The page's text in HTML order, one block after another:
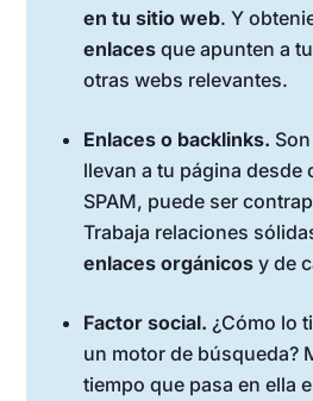
en tu sitio web. Y
enlacesque apunten a
otras webs relevantes.
Enlaces o backlinks.
llevan a tu página desde
SPAM, puede ser
Trabaja relaciones
enlaces orgánicos y de
Factor social. ¿Cómo lo
un motor de búsqueda?
tiempo que pasa en ella